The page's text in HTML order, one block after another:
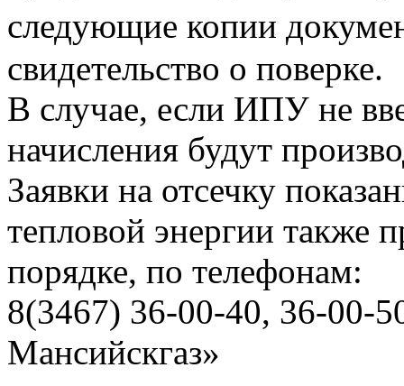
следующие копии
свидетельство о поверке.
В случае, если ИПУ не
начисления будут
Заявки на отсечку
тепловой энергии также
порядке, по телефонам:
8(3467) 36-00-40, 36-
Мансийскгаз»